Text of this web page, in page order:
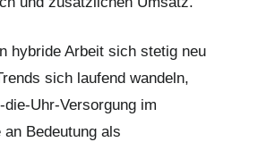
hybride Arbeit sich stetig neu
sich laufend wandeln,
Uhr-Versorgung im
Bedeutung als